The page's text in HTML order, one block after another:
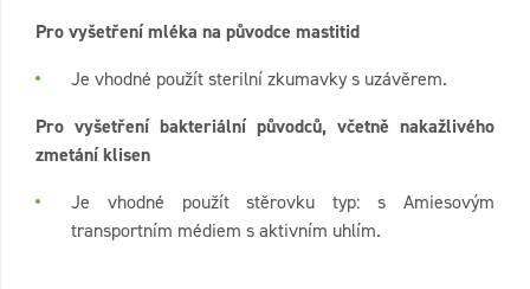
Pro vyšetření mléka na původce mastitid
Je vhodné použít sterilní zkumavky s uzávěrem.
Pro vyšetření bakteriální původců, včetně nakažlivého
zmetání klisen
Je vhodné použít stěrovku typ: s Amiesovým
transportním médiem s aktivním uhlím.